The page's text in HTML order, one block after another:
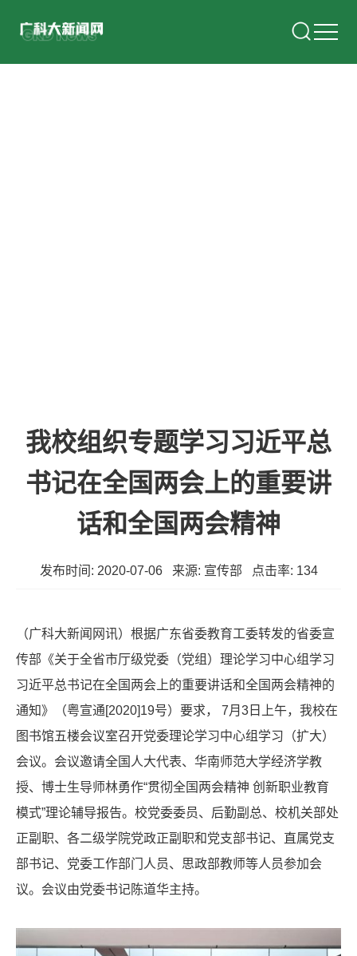
我校组织专题学习习近平总
书记在全国两会上的重要讲
话和全国两会精神
发布时间: 2020-07-06 来源: 宣传部 点击率: 134
（广科大新闻网讯）根据广东省委教育工委转发的省委宣
传部《关于全省市厅级党委（党组）理论学习中心组学习
习近平总书记在全国两会上的重要讲话和全国两会精神的
通知》（粤宣通[2020]19号）要求， 7月3日上午，我校在
图书馆五楼会议室召开党委理论学习中心组学习（扩大）
会议。会议邀请全国人大代表、华南师范大学经济学教
授、博士生导师林勇作“贯彻全国两会精神 创新职业教育
模式”理论辅导报告。校党委委员、后勤副总、校机关部处
正副职、各二级学院党政正副职和党支部书记、直属党支
部书记、党委工作部门人员、思政部教师等人员参加会
议。会议由党委书记陈道华主持。